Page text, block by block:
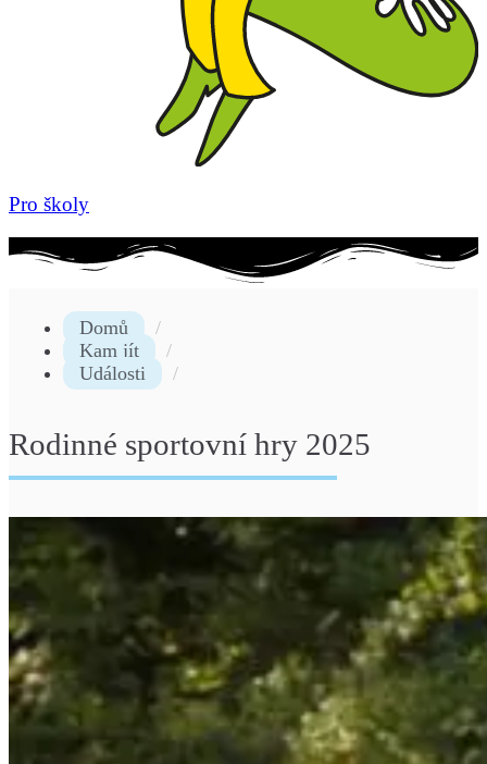
Pro školy
Domů
Kam jít
Události
Rodinné sportovní hry 2025